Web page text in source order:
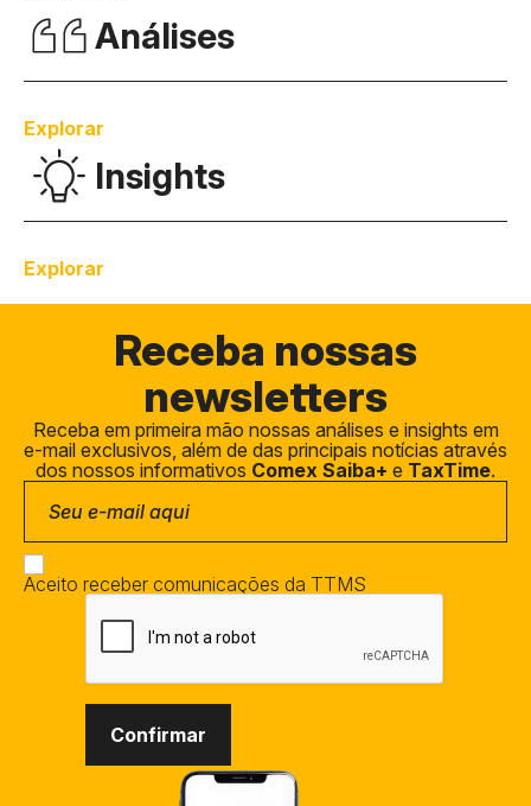
Análises
Explorar
Insights
Explorar
Receba nossas
newsletters
Receba em primeira mão nossas análises e insights em
e-mail exclusivos, além de das principais notícias através
dos nossos informativos Comex Saiba+ e TaxTime.
Aceito receber comunicações da TTMS